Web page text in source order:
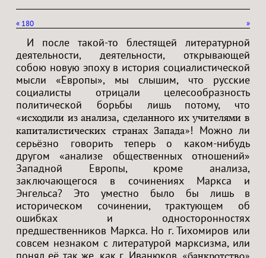
« »
180
И после такой-то блестящей литературной
деятельности, деятельности, открывающей
собою новую эпоху в история социалистической
мысли «Европы», мы слышим, что русские
социалисты отрицали целесообразность
политической борьбы лишь потому, что
«исходили из анализа, сделанного их учителями в
капиталистических странах Запада»! Можно ли
серьёзно говорить теперь о каком-нибудь
другом «анализе общественных отношений»
Западной Европы, кроме анализа,
заключающегося в сочинениях Маркса и
Энгельса? Это уместно было бы лишь в
историческом сочинении, трактующем об
ошибках и односторонностях
предшественников Маркса. Но г. Тихомиров или
совсем незнаком с литературой марксизма, или
понял её так же, как г. Иванюков, «банкротство»